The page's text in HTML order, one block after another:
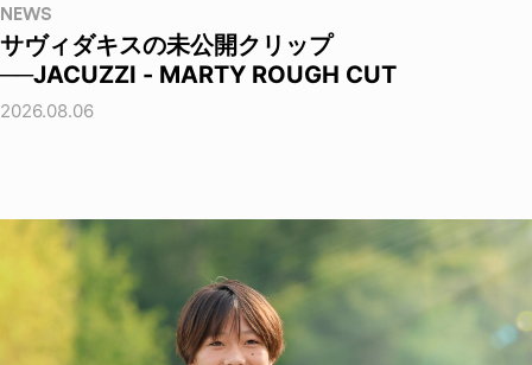
NEWS
サヴィダキスの未公開クリップ
──JACUZZI - MARTY ROUGH CUT
2026.08.06